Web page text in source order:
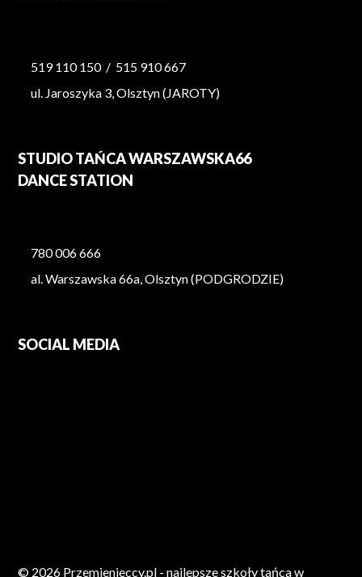
519 110 150 / 515 910 667
ul. Jaroszyka 3, Olsztyn (JAROTY)
STUDIO TAŃCA WARSZAWSKA66
DANCE STATION
780 006 666
al. Warszawska 66a, Olsztyn (PODGRODZIE)
SOCIAL MEDIA
© 2026 Przemienieccy.pl - najlepsze szkoły tańca w